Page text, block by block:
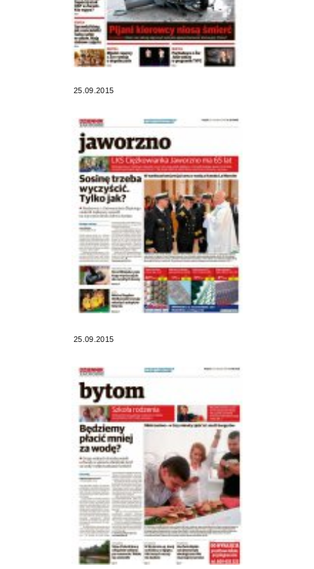
25.09.2015
25.09.2015